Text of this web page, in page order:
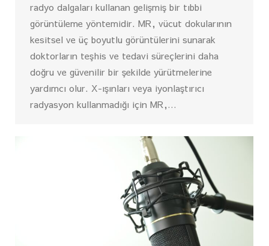
radyo dalgaları kullanan gelişmiş bir tıbbi
görüntüleme yöntemidir. MR, vücut dokularının
kesitsel ve üç boyutlu görüntülerini sunarak
doktorların teşhis ve tedavi süreçlerini daha
doğru ve güvenilir bir şekilde yürütmelerine
yardımcı olur. X-ışınları veya iyonlaştırıcı
radyasyon kullanmadığı için MR,…